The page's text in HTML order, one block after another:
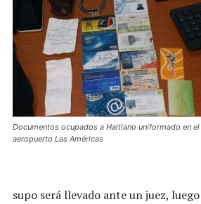
Documentos ocupados a Haitiano uniformado en el
aeropuerto Las Américas
supo será llevado ante un juez,